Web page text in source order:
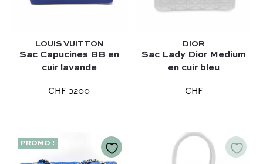
LOUIS VUITTON
Sac Capucines BB en
cuir lavande
CHF 3200
DIOR
Sac Lady Dior Medium
en cuir bleu
CHF
PROMO !